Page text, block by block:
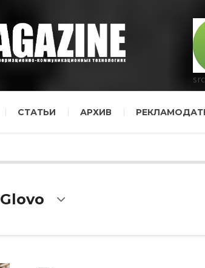
СТАТЬИ АРХИВ
Glovo